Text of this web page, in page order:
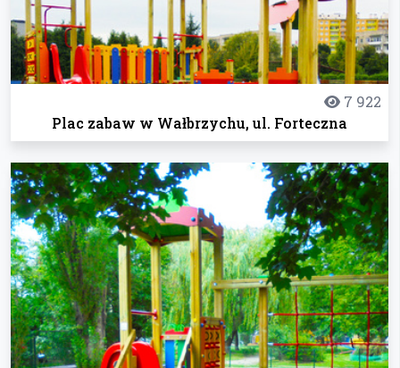
7 922
Plac zabaw w Wałbrzychu, ul. Forteczna